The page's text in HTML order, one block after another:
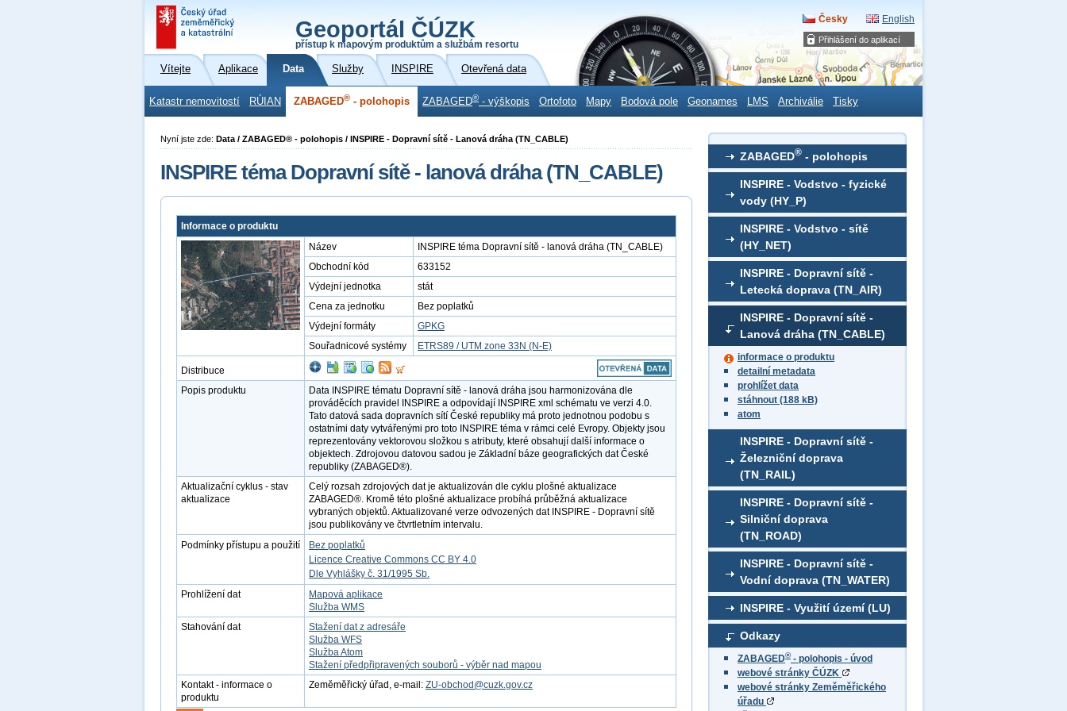
Přihlášení do aplikací
Geoportál ČÚZK
přístup k mapovým produktům a službám resortu
Česky English
Vítejte Aplikace Data Služby INSPIRE Otevřená data
Katastr nemovitostí RÚIAN ZABAGED® - polohopis ZABAGED® - výškopis Ortofoto Mapy Bodová pole Geonames LMS Archiválie Tisky
ZABAGED® - polohopis
INSPIRE - Vodstvo - fyzické
vody (HY_P)
INSPIRE - Vodstvo - sítě
(HY_NET)
INSPIRE - Dopravní sítě -
Letecká doprava (TN_AIR)
INSPIRE - Dopravní sítě -
Lanová dráha (TN_CABLE)
informace o produktu
detailní metadata
prohlížet data
stáhnout (188 kB)
atom
INSPIRE - Dopravní sítě -
Železniční doprava
(TN_RAIL)
INSPIRE - Dopravní sítě -
Silniční doprava
(TN_ROAD)
INSPIRE - Dopravní sítě -
Vodní doprava (TN_WATER)
INSPIRE - Využití území (LU)
Odkazy
ZABAGED®- polohopis - úvod
webové stránky ČÚZK
webové stránky Zeměměřického
úřadu
Nyní jste zde: Data / ZABAGED® - polohopis / INSPIRE - Dopravní sítě - Lanová dráha (TN_CABLE)
INSPIRE téma Dopravní sítě - lanová dráha (TN_CABLE)
Informace o produktu
Název
INSPIRE téma Dopravní sítě - lanová dráha (TN_CABLE)
Obchodní kód
633152
Výdejní jednotka
stát
Cena za jednotku
Bez poplatků
Výdejní formáty
GPKG
Souřadnicové systémy
ETRS89 / UTM zone 33N (N-E)
Distribuce
Popis produktu
Data INSPIRE tématu Dopravní sítě - lanová dráha jsou harmonizována dle
prováděcích pravidel INSPIRE a odpovídají INSPIRE xml schématu ve verzi 4.0.
Tato datová sada dopravních sítí České republiky má proto jednotnou podobu s
ostatními daty vytvářenými pro toto INSPIRE téma v rámci celé Evropy. Objekty jsou
reprezentovány vektorovou složkou s atributy, které obsahují další informace o
objektech. Zdrojovou datovou sadou je Základní báze geografických dat České
republiky (ZABAGED®).
Aktualizační cyklus - stav
aktualizace
Celý rozsah zdrojových dat je aktualizován dle cyklu plošné aktualizace
ZABAGED®. Kromě této plošné aktualizace probíhá průběžná aktualizace
vybraných objektů. Aktualizované verze odvozených dat INSPIRE - Dopravní sítě
jsou publikovány ve čtvrtletním intervalu.
Podmínky přístupu a použití
Bez poplatků
Licence Creative Commons CC BY 4.0
Dle Vyhlášky č. 31/1995 Sb.
Prohlížení dat
Mapová aplikace
Služba WMS
Stahování dat
Stažení dat z adresáře
Služba WFS
Služba Atom
Stažení předpřipravených souborů - výběr nad mapou
Kontakt - informace o
produktu
Zeměměřický úřad, e-mail: ZU-obchod@cuzk.gov.cz